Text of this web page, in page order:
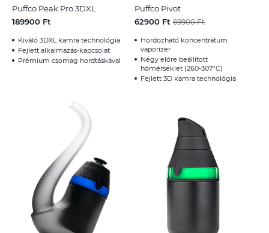
Puffco Peak Pro 3DXL
189900 Ft
Kiváló 3DXL kamra technológia
Fejlett alkalmazás-kapcsolat
Prémium csomag hordtáskával
Puffco Pivot
62900 Ft 69900 Ft
Hordozható koncentrátum
vaporizer
Négy előre beállított
hőmérséklet (260-307°C)
Fejlett 3D kamra technológia